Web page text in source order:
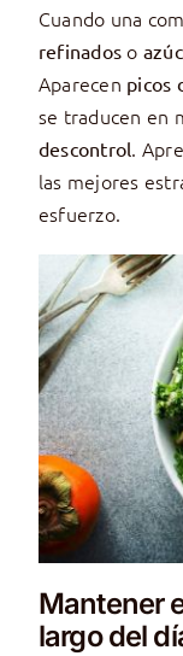
Cuando una
refinados o
Aparecen picos
se traducen en
descontrol.
las mejores
esfuerzo.
Mantener
largo del